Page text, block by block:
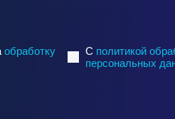
обработку
C политикой
персональных